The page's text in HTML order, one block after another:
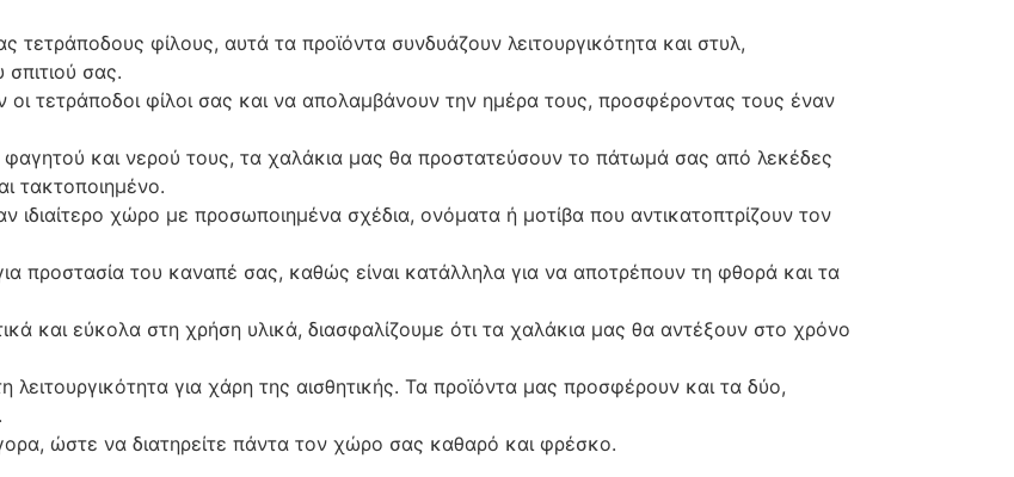
τετράποδους φίλους, αυτά τα προϊόντα συνδυάζουν λειτουργικότητα και στυλ,
σας.
οι τετράποδοι φίλοι σας και να απολαμβάνουν την ημέρα τους, προσφέροντας τους έναν
φαγητού και νερού τους, τα χαλάκια μας θα προστατεύσουν το πάτωμά σας από λεκέδες
τακτοποιημένο.
ιδιαίτερο χώρο με προσωποιημένα σχέδια, ονόματα ή μοτίβα που αντικατοπτρίζουν τον
προστασία του καναπέ σας, καθώς είναι κατάλληλα για να αποτρέπουν τη φθορά και τα
και εύκολα στη χρήση υλικά, διασφαλίζουμε ότι τα χαλάκια μας θα αντέξουν στο χρόνο
λειτουργικότητα για χάρη της αισθητικής. Τα προϊόντα μας προσφέρουν και τα δύο,
ώστε να διατηρείτε πάντα τον χώρο σας καθαρό και φρέσκο.